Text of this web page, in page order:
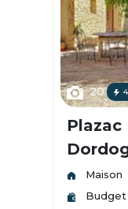
20
Plazac
Maison
Budget